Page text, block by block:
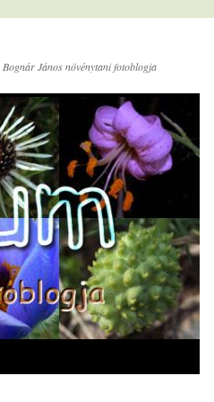
Bognár János növénytani fotoblogja